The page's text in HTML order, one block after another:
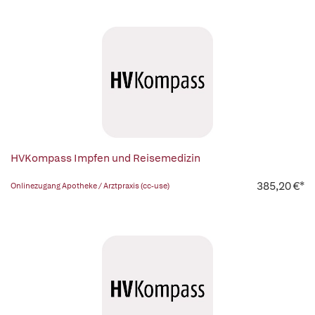
HVKompass Impfen und Reisemedizin
Onlinezugang Apotheke / Arztpraxis (cc-use) 385,20 €*